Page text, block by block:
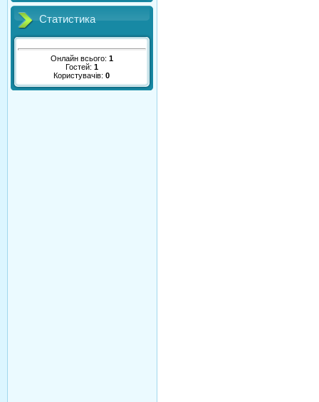
Статистика
Онлайн всього: 1
Гостей: 1
Користувачів:0